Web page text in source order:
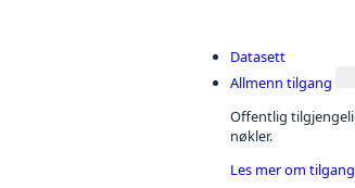
Datasett
Allmenn tilgang
Offentlig
nøkler.
Les mer om